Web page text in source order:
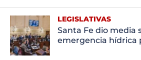
LEGISLATIVAS
Santa Fe dio media
emergencia hídrica